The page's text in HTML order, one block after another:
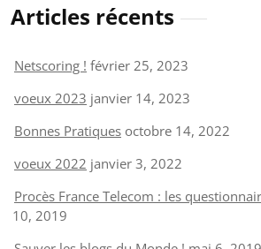
Articles récents
Netscoring ! février 25, 2023
voeux 2023 janvier 14, 2023
Bonnes Pratiques octobre 14, 2022
voeux 2022 janvier 3, 2022
Procès France Telecom : les
10, 2019